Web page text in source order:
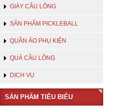
GIÀY CẦU LÔNG
SẢN PHẨM PICKLEBALL
QUẦN ÁO PHỤ KIỆN
QUẢ CẦU LÔNG
DỊCH VỤ
SẢN PHẨM TIÊU BIỂU